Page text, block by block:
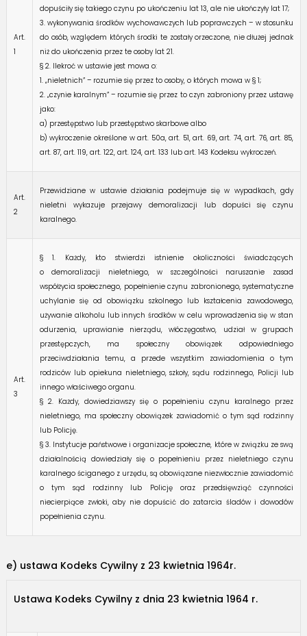
Art.
1
dopuściły się takiego czynu po ukończeniu lat 13, ale nie ukończyły lat 17;
3. wykonywania środków wychowawczych lub poprawczych – w stosunku
do osób, względem których środki te zostały orzeczone, nie dłużej jednak
niż do ukończenia przez te osoby lat 21.
§ 2. Ilekroć w ustawie jest mowa o:
1. „nieletnich” – rozumie się przez to osoby, o których mowa w § 1;
2. „czynie karalnym” – rozumie się przez to czyn zabroniony przez ustawę
jako:
a) przestępstwo lub przestępstwo skarbowe albo
b) wykroczenie określone w art. 50a, art. 51, art. 69, art. 74, art. 76, art. 85,
art. 87, art. 119, art. 122, art. 124, art. 133 lub art. 143 Kodeksu wykroczeń.
Art.
2
Przewidziane w ustawie działania podejmuje się w wypadkach, gdy
nieletni wykazuje przejawy demoralizacji lub dopuści się czynu
karalnego.
Art.
3
§ 1. Każdy, kto stwierdzi istnienie okoliczności świadczących
o demoralizacji nieletniego, w szczególności naruszanie zasad
współżycia społecznego, popełnienie czynu zabronionego, systematyczne
uchylanie się od obowiązku szkolnego lub kształcenia zawodowego,
używanie alkoholu lub innych środków w celu wprowadzenia się w stan
odurzenia, uprawianie nierządu, włóczęgostwo, udział w grupach
przestępczych, ma społeczny obowiązek odpowiedniego
przeciwdziałania temu, a przede wszystkim zawiadomienia o tym
rodziców lub opiekuna nieletniego, szkoły, sądu rodzinnego, Policji lub
innego właściwego organu.
§ 2. Każdy, dowiedziawszy się o popełnieniu czynu karalnego przez
nieletniego, ma społeczny obowiązek zawiadomić o tym sąd rodzinny
lub Policję.
§ 3. Instytucje państwowe i organizacje społeczne, które w związku ze swą
działalnością dowiedziały się o popełnieniu przez nieletniego czynu
karalnego ściganego z urzędu, są obowiązane niezwłocznie zawiadomić
o tym sąd rodzinny lub Policję oraz przedsięwziąć czynności
niecierpiące zwłoki, aby nie dopuścić do zatarcia śladów i dowodów
popełnienia czynu.
e) ustawa Kodeks Cywilny z 23 kwietnia 1964r.
Ustawa Kodeks Cywilny z dnia 23 kwietnia 1964 r.